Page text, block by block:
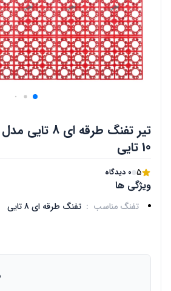
10 تایی
5 0 دیدگاه
ویژگی ها
تفنگ مناسب : تفنگ طرقه ای 8 تایی